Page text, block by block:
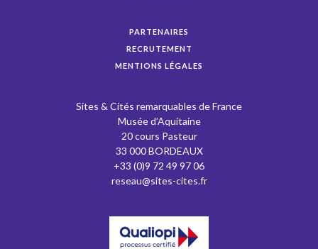
PARTENAIRES
RECRUTEMENT
MENTIONS LÉGALES
Sites & Cités remarquables de France
Musée d’Aquitaine
20 cours Pasteur
33 000 BORDEAUX
+33 (0)9 72 49 97 06
reseau@sites-cites.fr